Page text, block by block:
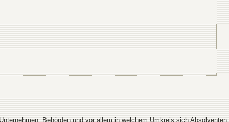
Behörden und vor allem in welchem Umkreis sich Absolventen